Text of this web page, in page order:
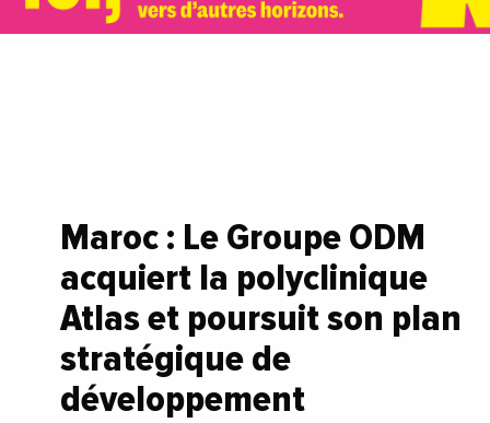
Maroc : Le Groupe ODM
acquiert la polyclinique
Atlas et poursuit son plan
stratégique de
développement